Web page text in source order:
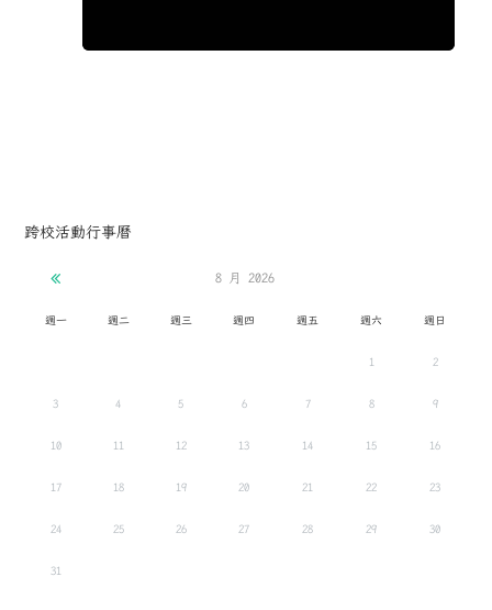
跨校活動行事曆
8 月2026
週一 週二 週三 週四 週五 週六 週日
1 2
3 4 5 6 7 8 9
10 11 12 13 14 15 16
17 18 19 20 21 22 23
24 25 26 27 28 29 30
31